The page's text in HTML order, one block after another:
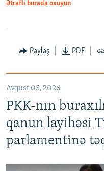
Ətraflı burada oxuyun
Paylaş PDF
Avqust 05, 2026
PKK-nın
qanun layihəsi
parlamentinə